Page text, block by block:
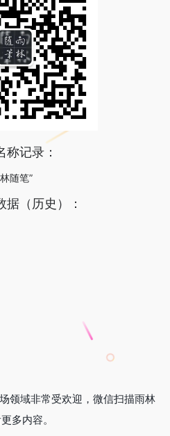
记录：
随笔”
（历史）：
领域非常受欢迎，微信扫描雨林
多内容。